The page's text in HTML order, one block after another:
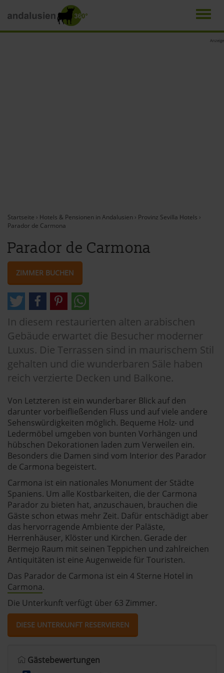
Anzeige
Startseite › Hotels & Pensionen in Andalusien › Provinz Sevilla Hotels ›
Parador de Carmona
Parador de Carmona
ZIMMER BUCHEN
In diesem restaurierten alten arabischen
Gebäude erwartet die Besucher moderner
Luxus. Die Terrassen sind in maurischem Stil
gehalten und die wunderbaren Säle haben
reich verzierte Decken und Balkone.
Von Letzteren ist ein wunderbarer Blick auf den
darunter vorbeifließenden Fluss und auf viele andere
Sehenswürdigkeiten möglich. Bequeme Holz- und
Ledermöbel umgeben von bunten Vorhängen und
hübschen Dekorationen laden zum Verweilen ein.
Besonders die Damen sind vom Interior des Parador
de Carmona begeistert.
Carmona ist ein nationales Monument der Städte
Spaniens. Um alle Kostbarkeiten, die der Carmona
Parador zu bieten hat, anzuschauen, brauchen die
Gäste schon etwas mehr Zeit. Dafür entschädigt aber
das hervorragende Ambiente der Paläste,
Herrenhäuser, Klöster und Kirchen. Gerade der
Bermejo Raum mit seinen Teppichen und zahlreichen
Antiquitäten ist eine Augenweide für Touristen.
Das Parador de Carmona ist ein 4 Sterne Hotel in
Carmona.
Die Unterkunft verfügt über 63 Zimmer.
DIESE UNTERKUNFT RESERVIEREN
Gästebewertungen